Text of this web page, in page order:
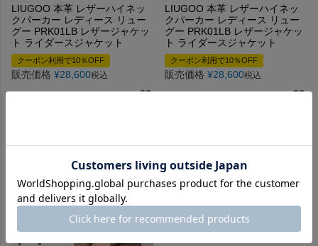
LIUGOO 本革 レザーハイネッ
クパーカー レディース リュー
グー PRK01LB レザージャケッ
ト ライダースジャケット
クーポン利用で10％OFF
販売価格 ¥28,600税込
LIUGOO 本革 レザーハイネッ
クパーカー レディース リュー
グー PRK01LB レザージャケッ
ト ライダースジャケット
クーポン利用で10％OFF
販売価格 ¥28,600税込